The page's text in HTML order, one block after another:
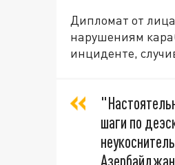
Дипломат от
нарушениям
инциденте,
шаги по